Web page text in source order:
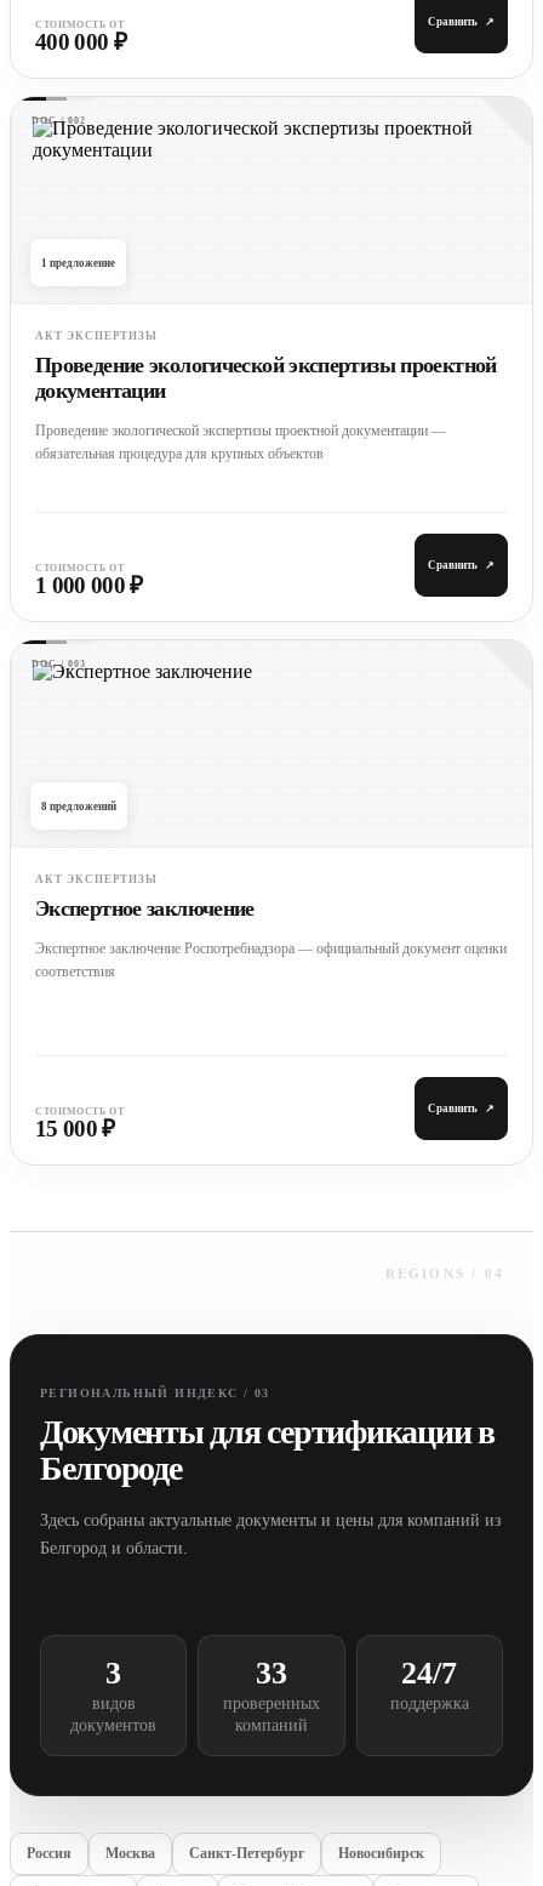
СТОИМОСТЬ ОТ
400 000 ₽
Сравнить ↗
DOC / 002
1 предложение
АКТ ЭКСПЕРТИЗЫ
Проведение экологической экспертизы проектной
документации
Проведение экологической экспертизы проектной документации —
обязательная процедура для крупных объектов
СТОИМОСТЬ ОТ
1 000 000 ₽
Сравнить ↗
DOC / 003
8 предложений
АКТ ЭКСПЕРТИЗЫ
Экспертное заключение
Экспертное заключение Роспотребнадзора — официальный документ оценки
соответствия
СТОИМОСТЬ ОТ
15 000 ₽
Сравнить ↗
РЕГИОНАЛЬНЫЙ ИНДЕКС / 03
Документы для сертификации в
Белгороде
Здесь собраны актуальные документы и цены для компаний из
Белгород и области.
3
видов
документов
33
проверенных
компаний
24/7
поддержка
Россия Москва Санкт-Петербург Новосибирск